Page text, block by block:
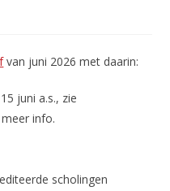
van juni 2026 met daarin:
juni a.s., zie
info.
scholingen